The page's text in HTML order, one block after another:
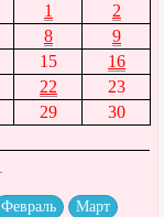
1
2
8
9
15
16
22
23
29
30
Февраль
Март